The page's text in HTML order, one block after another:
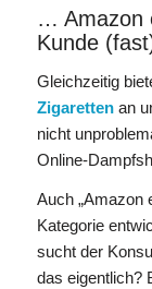
… Amazon
Kunde
Gleichzeitig
Zigaretten an
nicht
Online-
Auch „Amazon
Kategorie
sucht der
das eigentlich?